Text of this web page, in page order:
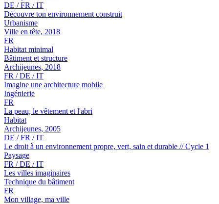
DE / FR / IT
Découvre ton environnement construit
Urbanisme
Ville en tête, 2018
FR
Habitat minimal
Bâtiment et structure
Archijeunes, 2018
FR / DE / IT
Imagine une architecture mobile
Ingénierie
FR
La peau, le vêtement et l'abri
Habitat
Archijeunes, 2005
DE / FR / IT
Le droit à un environnement propre, vert, sain et durable // Cycle 1
Paysage
FR / DE / IT
Les villes imaginaires
Technique du bâtiment
FR
Mon village, ma ville